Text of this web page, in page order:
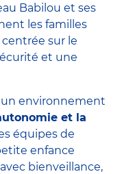
Babilou et ses
les familles
sur le
et une
environnement
et la
équipes de
enfance
bienveillance,